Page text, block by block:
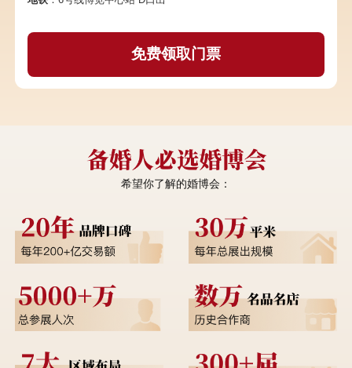
免费领取门票
希望你了解的婚博会：